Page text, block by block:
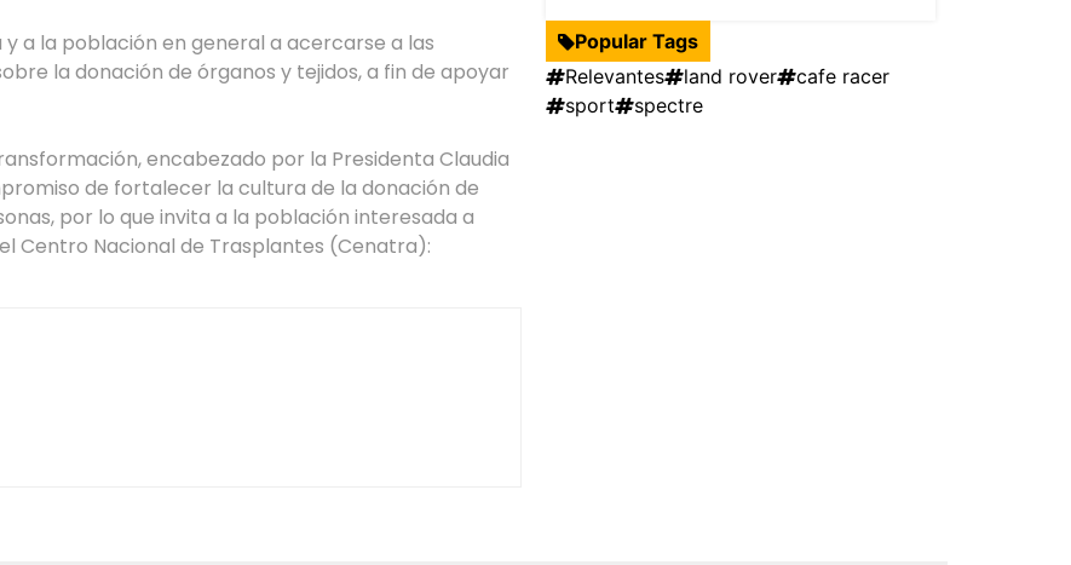
y a la población en general a acercarse a las
la donación de órganos y tejidos, a fin de apoyar
encabezado por la Presidenta Claudia
de fortalecer la cultura de la donación de
por lo que invita a la población interesada a
Centro Nacional de Trasplantes (Cenatra):
Popular Tags
Relevantes
land rover
cafe racer
sport
spectre